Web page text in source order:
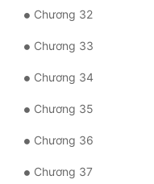
Đô Thị
Đông Phương
Đông Phương Huyền Huyễn
Đồng Nhân
Cẩu Đạo Trường Sinh
Chương 32
Chương 33
Chương 34
Chương 35
Chương 36
Chương 37